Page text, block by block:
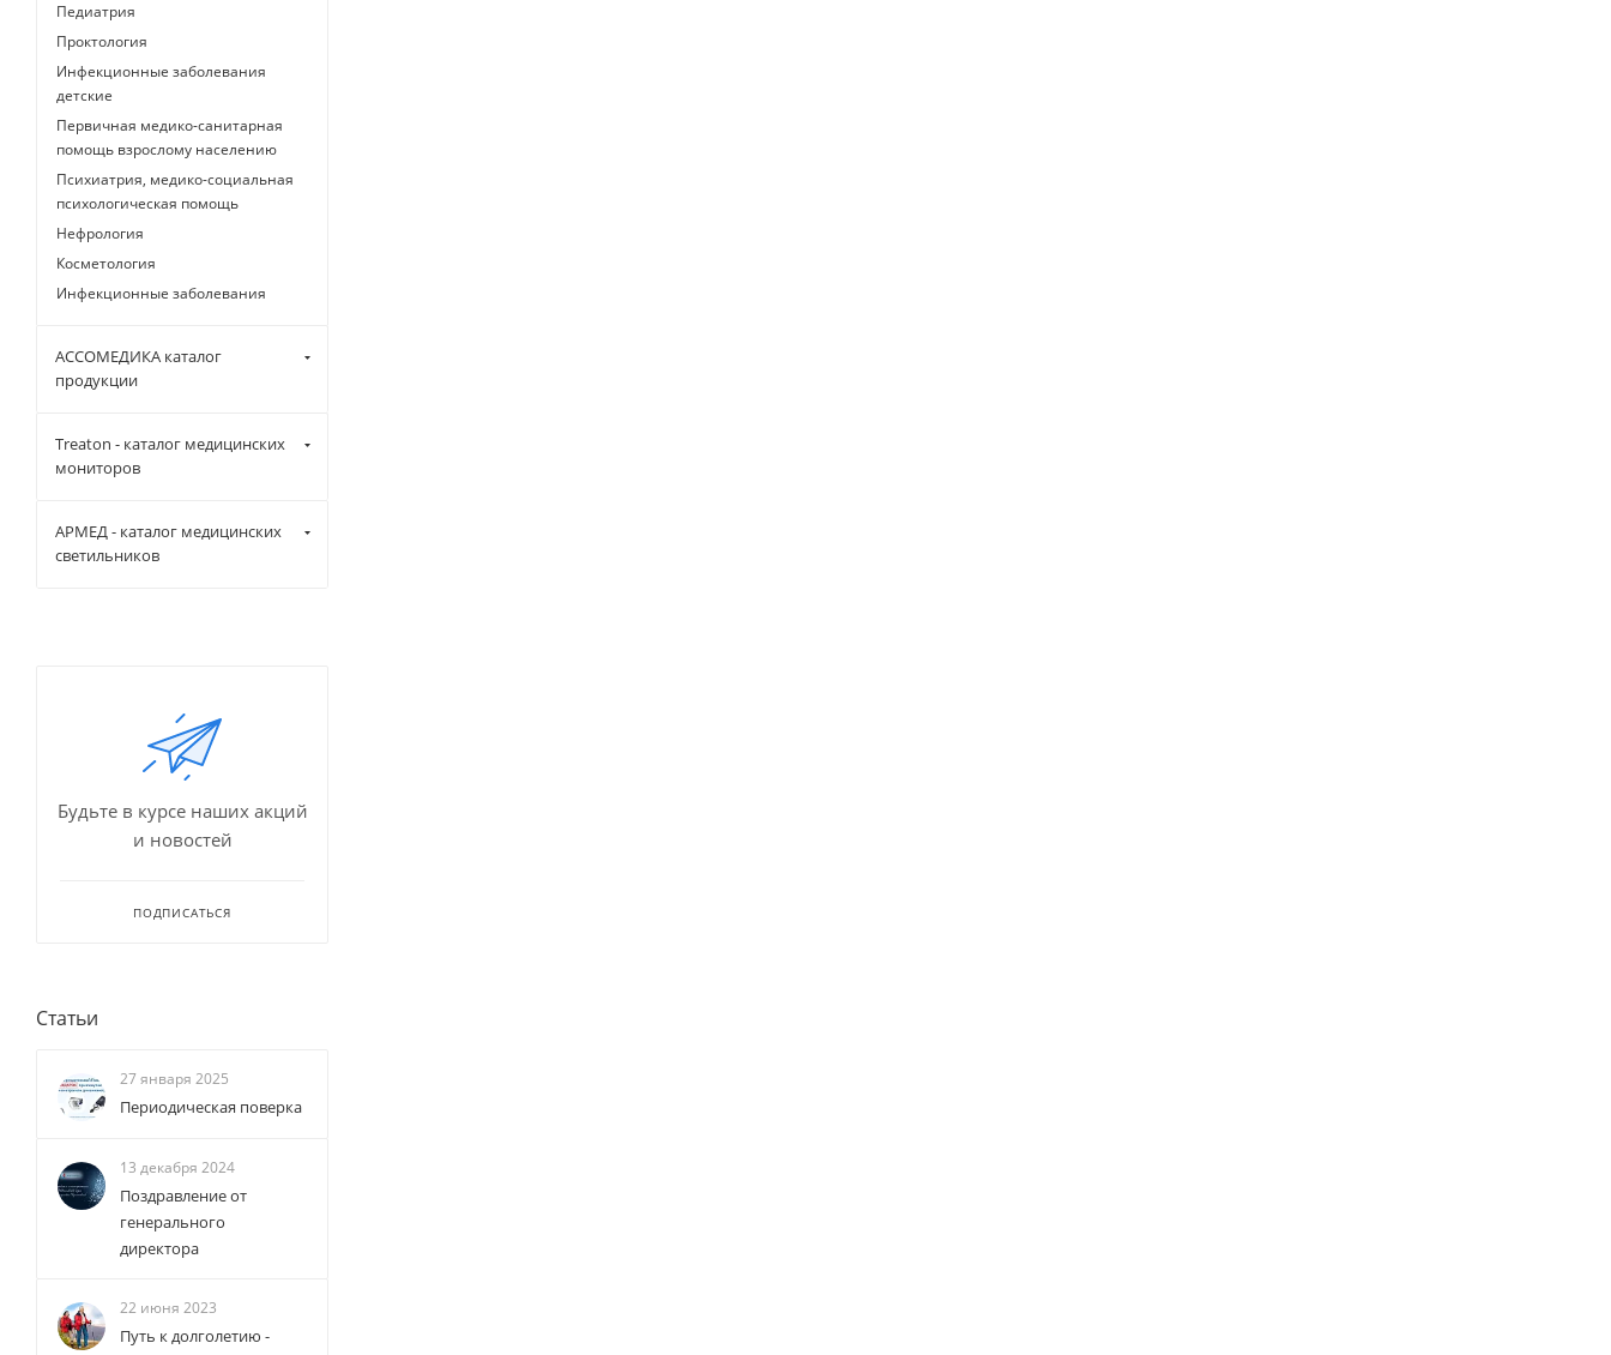
Педиатрия
Проктология
Инфекционные заболевания
детские
Первичная медико-санитарная
помощь взрослому населению
Психиатрия, медико-социальная
психологическая помощь
Нефрология
Косметология
Инфекционные заболевания
АССОМЕДИКА каталог
продукции
Treaton - каталог медицинских
мониторов
АРМЕД - каталог медицинских
светильников
Будьте в курсе наших акций
и новостей
ПОДПИСАТЬСЯ
Статьи
27 января 2025
Периодическая поверка
13 декабря 2024
Поздравление от
генерального
директора
22 июня 2023
Путь к долголетию -